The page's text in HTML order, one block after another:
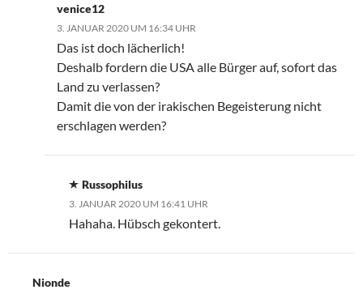
venice12
3. JANUAR 2020 UM 16:34 UHR
Das ist doch lächerlich!
Deshalb fordern die USA alle Bürger auf, sofort das
Land zu verlassen?
Damit die von der irakischen Begeisterung nicht
erschlagen werden?
Russophilus
3. JANUAR 2020 UM 16:41 UHR
Hahaha. Hübsch gekontert.
Nionde